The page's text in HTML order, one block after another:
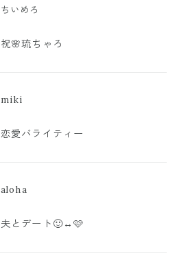
ちいめろ
祝🌸琉ちゃろ
miki
恋愛バライティー
aloha
夫とデート🙂‍↔️🩷